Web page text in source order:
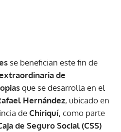
se benefician este fin de
de
que se desarrolla en el
Hernández, ubicado en
deChiriquí, como parte
de Seguro Social (CSS)